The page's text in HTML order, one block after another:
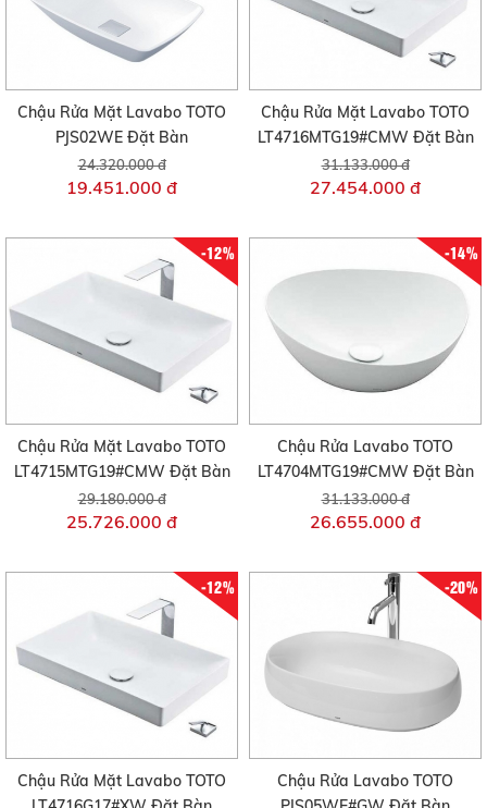
Chậu Rửa Mặt Lavabo TOTO
PJS02WE Đặt Bàn
24.320.000 đ
19.451.000 đ
Chậu Rửa Mặt Lavabo TOTO
LT4716MTG19#CMW Đặt Bàn
31.133.000 đ
27.454.000 đ
-12%
Chậu Rửa Mặt Lavabo TOTO
LT4715MTG19#CMW Đặt Bàn
29.180.000 đ
25.726.000 đ
-14%
Chậu Rửa Lavabo TOTO
LT4704MTG19#CMW Đặt Bàn
31.133.000 đ
26.655.000 đ
-12%
Chậu Rửa Mặt Lavabo TOTO
-20%
Chậu Rửa Lavabo TOTO